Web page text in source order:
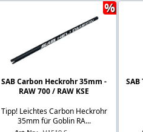
SAB Carbon Heckrohr 35mm -
RAW 700 / RAW KSE
Tipp! Leichtes Carbon Heckrohr
35mm für Goblin RA...
%